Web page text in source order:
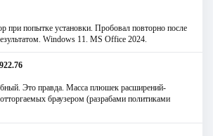
при попытке установки. Пробовал повторно после
Windows 11. MS Offiсe 2024.
Это правда. Масса плюшек расширений-
браузером (разрабами политиками